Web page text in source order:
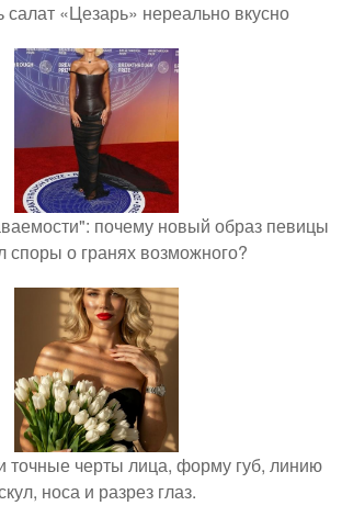
салат «Цезарь» нереально вкусно
почему новый образ певицы
споры о гранях возможного?
точные черты лица, форму губ, линию
носа и разрез глаз.